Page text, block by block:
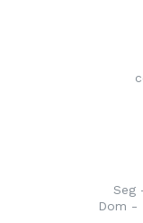
Seg
Dom -